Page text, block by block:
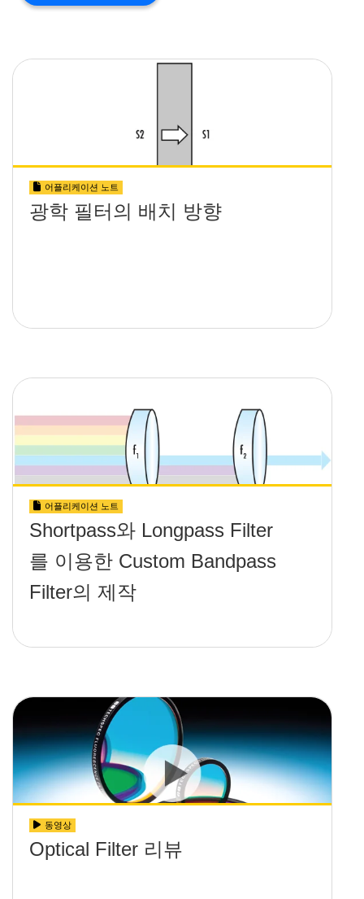
어플리케이션 노트
광학 필터의 배치 방향
어플리케이션 노트
Shortpass와 Longpass Filter
를 이용한 Custom Bandpass
Filter의 제작
동영상
Optical Filter 리뷰